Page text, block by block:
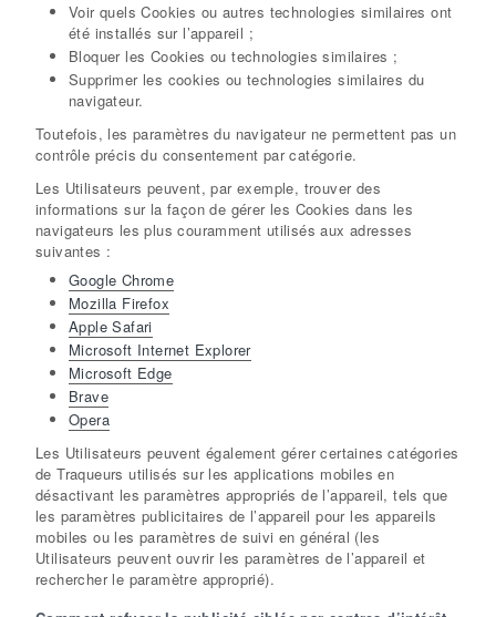
Voir quels Cookies ou autres technologies similaires ont
été installés sur l’appareil ;
Bloquer les Cookies ou technologies similaires ;
Supprimer les cookies ou technologies similaires du
navigateur.
Toutefois, les paramètres du navigateur ne permettent pas un
contrôle précis du consentement par catégorie.
Les Utilisateurs peuvent, par exemple, trouver des
informations sur la façon de gérer les Cookies dans les
navigateurs les plus couramment utilisés aux adresses
suivantes :
Google Chrome
Mozilla Firefox
Apple Safari
Microsoft Internet Explorer
Microsoft Edge
Brave
Opera
Les Utilisateurs peuvent également gérer certaines catégories
de Traqueurs utilisés sur les applications mobiles en
désactivant les paramètres appropriés de l’appareil, tels que
les paramètres publicitaires de l’appareil pour les appareils
mobiles ou les paramètres de suivi en général (les
Utilisateurs peuvent ouvrir les paramètres de l’appareil et
rechercher le paramètre approprié).